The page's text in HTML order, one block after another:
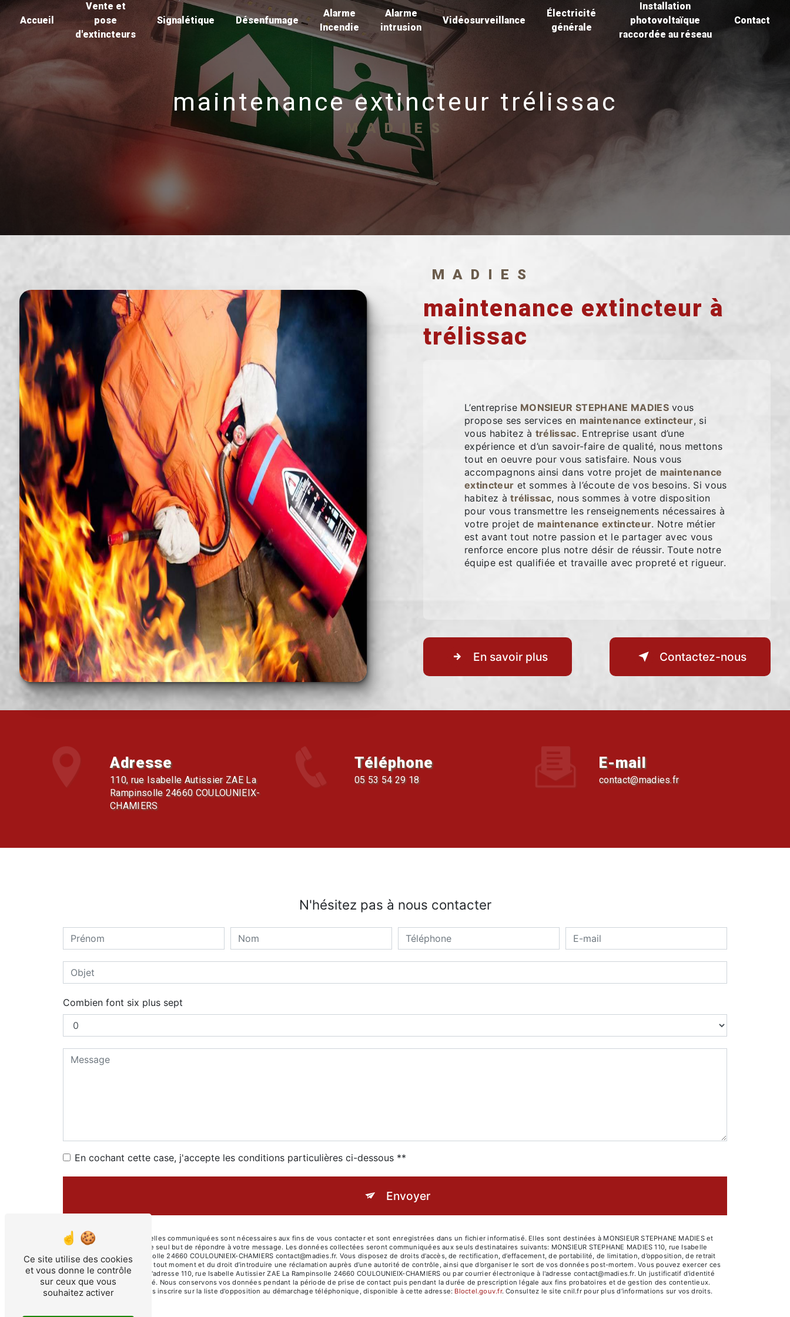
Accueil
Vente et
pose
d'extincteurs
Signalétique Désenfumage
Alarme
Incendie
Alarme
intrusion
Vidéosurveillance
Électricité
générale
Installation
photovoltaïque
raccordée au réseau
Contact
maintenance extincteur trélissac
MADIES
MADIES
maintenance extincteur à
trélissac
L’entreprise MONSIEUR STEPHANE MADIESvous
propose ses services en maintenance extincteur, si
vous habitez à trélissac. Entreprise usant d’une
expérience et d’un savoir-faire de qualité, nous mettons
tout en oeuvre pour vous satisfaire. Nous vous
accompagnons ainsi dans votre projet de maintenance
extincteur et sommes à l’écoute de vos besoins. Si vous
habitez àtrélissac, nous sommes à votre disposition
pour vous transmettre les renseignements nécessaires à
votre projet de maintenance extincteur. Notre métier
est avant tout notre passion et le partager avec vous
renforce encore plus notre désir de réussir. Toute notre
équipe est qualifiée et travaille avec propreté et rigueur.
En savoir plus Contactez-nous
Adresse
110, rue Isabelle Autissier ZAE La
Rampinsolle 24660 COULOUNIEIX-
CHAMIERS
Téléphone
05 53 54 29 18
E-mail
contact@madies.fr
N'hésitez pas à nous contacter
Combien font six plus sept
En cochant cette case, j'accepte les conditions particulières ci-dessous **
Envoyer
** Les données personnelles communiquées sont nécessaires aux fins de vous contacter et sont enregistrées dans un fichier informatisé. Elles sont destinées à MONSIEUR STEPHANE MADIES et
ses sous-traitants dans le seul but de répondre à votre message. Les données collectées seront communiquées aux seuls destinataires suivants: MONSIEUR STEPHANE MADIES 110, rue Isabelle
Autissier ZAE La Rampinsolle 24660 COULOUNIEIX-CHAMIERS contact@madies.fr. Vous disposez de droits d’accès, de rectification, d’effacement, de portabilité, de limitation, d’opposition, de retrait
de votre consentement à tout moment et du droit d’introduire une réclamation auprès d’une autorité de contrôle, ainsi que d’organiser le sort de vos données post-mortem. Vous pouvez exercer ces
droits par voie postale à l'adresse 110, rue Isabelle Autissier ZAE La Rampinsolle 24660 COULOUNIEIX-CHAMIERS ou par courrier électronique à l'adresse contact@madies.fr. Un justificatif d'identité
pourra vous être demandé. Nous conservons vos données pendant la période de prise de contact puis pendant la durée de prescription légale aux fins probatoires et de gestion des contentieux.
Vous avez le droit de vous inscrire sur la liste d'opposition au démarchage téléphonique, disponible à cette adresse: Bloctel.gouv.fr. Consultez le site cnil.fr pour plus d’informations sur vos droits.
Panneau de gestion des cookies
Ce site utilise des cookies
et vous donne le contrôle
sur ceux que vous
souhaitez activer